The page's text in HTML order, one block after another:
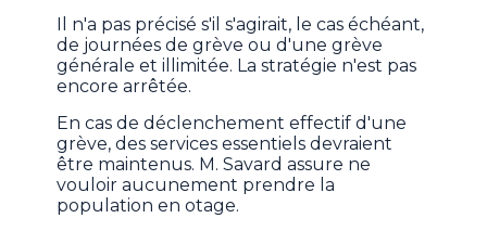
Il n'a pas précisé s'il s'agirait, le cas échéant,
de journées de grève ou d'une grève
générale et illimitée. La stratégie n'est pas
encore arrêtée.
En cas de déclenchement effectif d'une
grève, des services essentiels devraient
être maintenus. M. Savard assure ne
vouloir aucunement prendre la
population en otage.